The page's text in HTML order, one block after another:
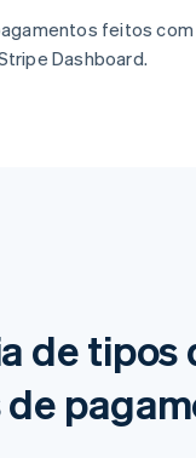
feitos
Dashboard.
de tipos